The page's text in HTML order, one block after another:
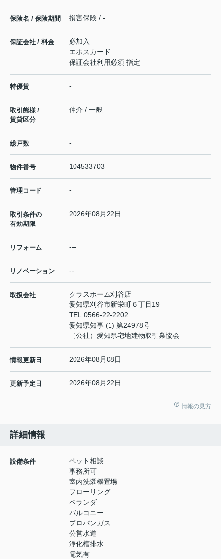
保険名 / 保険期間 損害保険 / -
保証会社 / 料金
必加入
エポスカード
保証会社利用必須 指定
特優賃 -
取引態様 /
賃貸区分
仲介 / 一般
総戸数 -
物件番号 104533703
管理コード -
取引条件の
有効期限
2026年08月22日
リフォーム ---
リノベーション --
取扱会社
クラスホーム刈谷店
愛知県刈谷市新栄町６丁目19
TEL:0566-22-2202
愛知県知事 (1) 第24978号
（公社）愛知県宅地建物取引業協会
情報更新日 2026年08月08日
更新予定日 2026年08月22日
情報の見方
詳細情報
設備条件
ペット相談
事務所可
室内洗濯機置場
フローリング
ベランダ
バルコニー
プロパンガス
公営水道
浄化槽排水
電気有